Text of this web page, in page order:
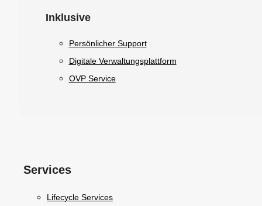
Inklusive
Persönlicher Support
Digitale Verwaltungsplattform
OVP Service
Services
Lifecycle Services